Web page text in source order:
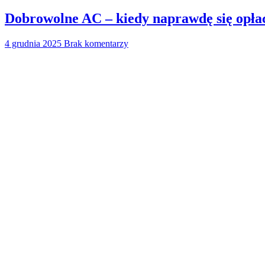
Dobrowolne AC – kiedy naprawdę się
4 grudnia 2025 Brak komentarzy